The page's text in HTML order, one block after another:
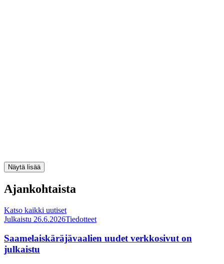
Ajankohtaista
Katso kaikki uutiset
Julkaistu 26.6.2026Tiedotteet
Saamelaiskäräjävaalien uudet verkkosivut on
julkaistu